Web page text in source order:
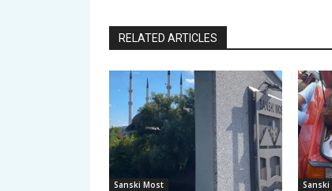
RELATED ARTICLES
Sanski Most